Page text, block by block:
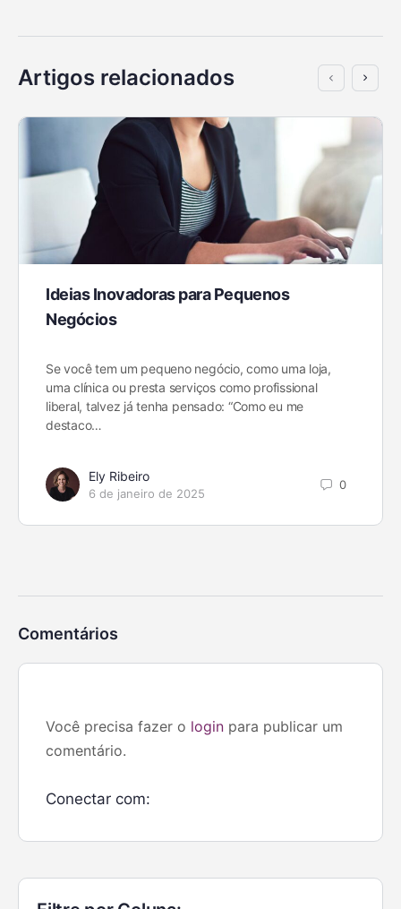
Artigos relacionados
Ideias Inovadoras para Pequenos
Negócios
Se você tem um pequeno negócio, como uma loja,
uma clínica ou presta serviços como profissional
liberal, talvez já tenha pensado: “Como eu me
destaco…
Ely Ribeiro
6 de janeiro de 2025
0
Comentários
Você precisa fazer o login para publicar um
comentário.
Conectar com: